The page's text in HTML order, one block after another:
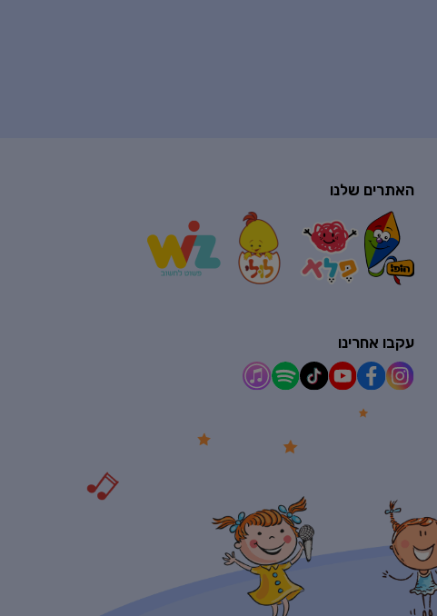
האתרים שלנו
עקבו אחרינו